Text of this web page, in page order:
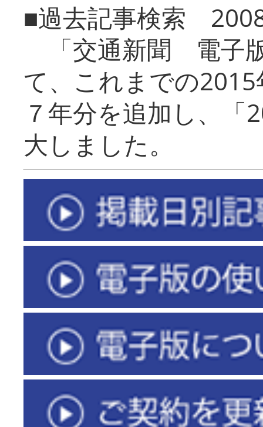
■過去記事検索
「交通新聞 電子
て、これまでの
７年分を追加し、「
大しまし